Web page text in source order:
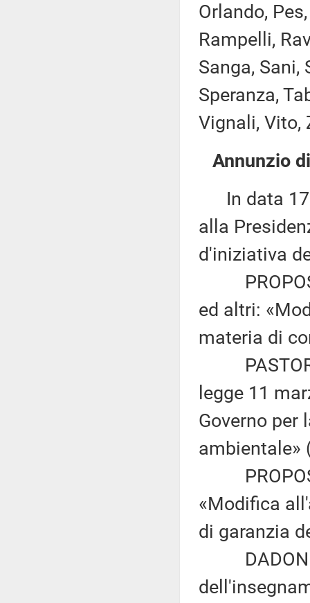
Orlando,
Rampelli,
Sanga, Sani,
Speranza,
Vignali, Vito,
Annunzio
In data 17
alla
d'iniziativa
ed altri:
materia di
legge 11
Governo per
ambientale»
«Modifica
di garanzia
DADONE